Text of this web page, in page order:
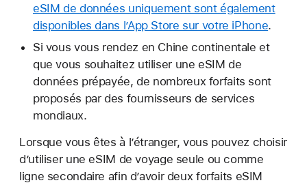
eSIM de données uniquement sont également
disponibles dans l’App Store sur votre iPhone.
Si vous vous rendez en Chine continentale et
que vous souhaitez utiliser une eSIM de
données prépayée, de nombreux forfaits sont
proposés par des fournisseurs de services
mondiaux.
Lorsque vous êtes à l’étranger, vous pouvez choisir
d’utiliser une eSIM de voyage seule ou comme
ligne secondaire afin d’avoir deux forfaits eSIM